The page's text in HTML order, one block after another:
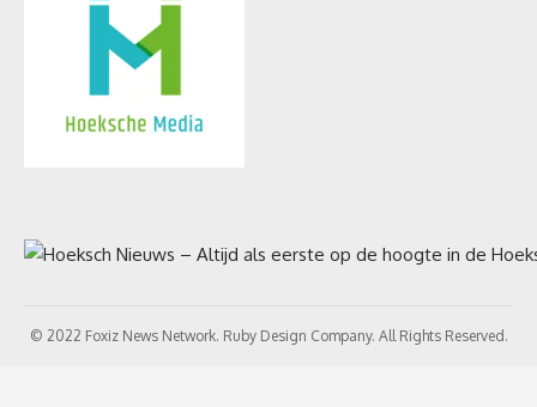
© 2022 Foxiz News Network. Ruby Design Company. All Rights Reserved.